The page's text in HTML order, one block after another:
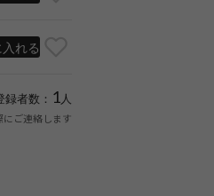
れる
者数： 1 人
にご連絡します